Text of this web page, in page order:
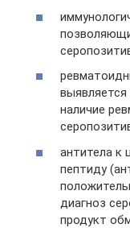
выявляется
наличие
антитела к
пептиду
диагноз
продукт